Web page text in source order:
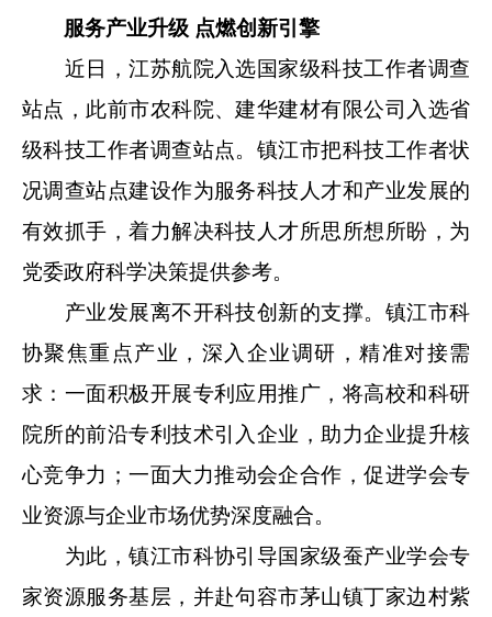
服务产业升级 点燃创新引擎
近日，江苏航院入选国家级科技工作者调查
站点，此前市农科院、建华建材有限公司入选省
级科技工作者调查站点。镇江市把科技工作者状
况调查站点建设作为服务科技人才和产业发展的
有效抓手，着力解决科技人才所思所想所盼，为
党委政府科学决策提供参考。
产业发展离不开科技创新的支撑。镇江市科
协聚焦重点产业，深入企业调研，精准对接需
求：一面积极开展专利应用推广，将高校和科研
院所的前沿专利技术引入企业，助力企业提升核
心竞争力；一面大力推动会企合作，促进学会专
业资源与企业市场优势深度融合。
为此，镇江市科协引导国家级蚕产业学会专
家资源服务基层，并赴句容市茅山镇丁家边村紫